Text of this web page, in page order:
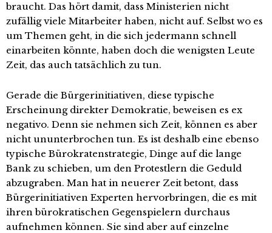
braucht. Das hört damit, dass Ministerien nicht
zufällig viele Mitarbeiter haben, nicht auf. Selbst wo es
um Themen geht, in die sich jedermann schnell
einarbeiten könnte, haben doch die wenigsten Leute
Zeit, das auch tatsächlich zu tun.
Gerade die Bürgerinitiativen, diese typische
Erscheinung direkter Demokratie, beweisen es ex
negativo. Denn sie nehmen sich Zeit, können es aber
nicht ununterbrochen tun. Es ist deshalb eine ebenso
typische Bürokratenstrategie, Dinge auf die lange
Bank zu schieben, um den Protestlern die Geduld
abzugraben. Man hat in neuerer Zeit betont, dass
Bürgerinitiativen Experten hervorbringen, die es mit
ihren bürokratischen Gegenspielern durchaus
aufnehmen können. Sie sind aber auf einzelne